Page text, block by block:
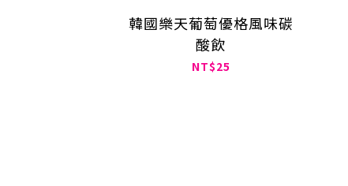
韓國樂天葡萄優格風味碳
酸飲
NT$25